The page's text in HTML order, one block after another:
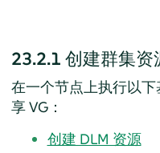
23.2.1 创建群集资
在一个节点上执行以
享 VG：
创建 DLM 资源